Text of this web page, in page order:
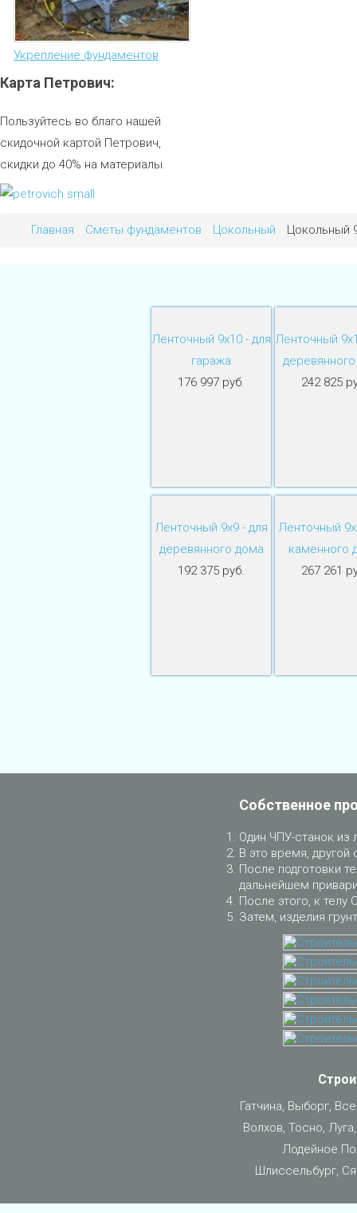
Укрепление фундаментов
Карта Петрович:
Пользуйтесь во благо нашей
скидочной картой Петрович,
скидки до 40% на материалы.
Главная Сметы фундаментов Цокольный Цокольный
Ленточный 9х10 - для
гаража
176 997 руб.
Ленточный
242 825
Ленточный 9х9 - для
деревянного дома
192 375 руб.
Ленточный
каменного
267 261
Собственное
Один ЧПУ-станок из
В это время, другой
После подготовки
дальнейшем
После этого, к телу
Затем, изделия
Гатчина, Выборг,
Волхов, Тосно,
Лодейное
Шлиссельбург,